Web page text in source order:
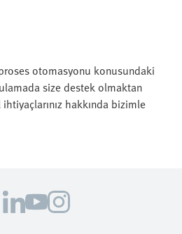
otomasyonu konusundaki
size destek olmaktan
hakkında bizimle